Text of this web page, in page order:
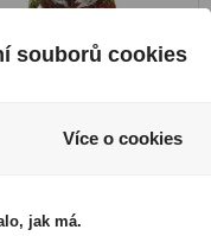
3000g
souborů cookies
Více o cookies
jak má.